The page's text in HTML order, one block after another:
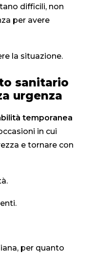
difficili, non
per avere
la situazione.
sanitario
urgenza
temporanea
in cui
e tornare con
per quanto